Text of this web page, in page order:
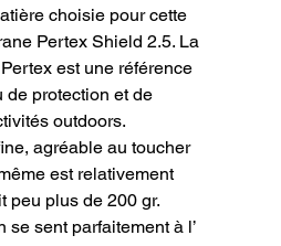
choisie pour cette
Pertex Shield 2.5. La
est une référence
de protection et de
outdoors.
agréable au toucher
est relativement
peu plus de 200 gr.
se sent parfaitement à l’